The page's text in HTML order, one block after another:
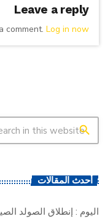
Leave a reply
comment. Log in now
search
أحدث المقالات
اليوم : إنطلاق الصولد